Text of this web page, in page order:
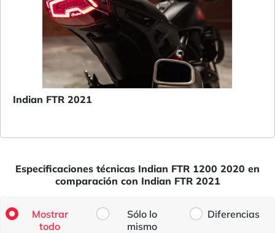
Indian FTR 2021
Especificaciones técnicas Indian FTR 1200 2020 en
comparación con Indian FTR 2021
Mostrar
todo
Sólo lo
mismo
Diferencias